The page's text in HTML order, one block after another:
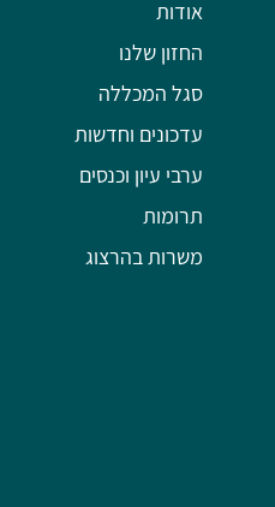
אודות
החזון שלנו
סגל המכללה
עדכונים וחדשות
ערבי עיון וכנסים
תרומות
משרות בהרצוג